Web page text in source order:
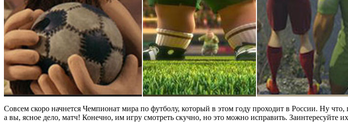
Совсем скоро начнется Чемпионат мира по футболу, который в этом году проходит в России. Ну
а вы, ясное дело, матч! Конечно, им игру смотреть скучно, но это можно исправить.